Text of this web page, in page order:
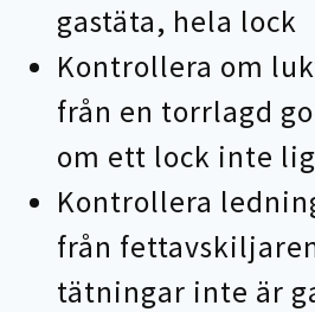
gastäta, hela lock
Kontrollera om
från en torrlagd
om ett lock inte
Kontrollera
från
tätningar inte är